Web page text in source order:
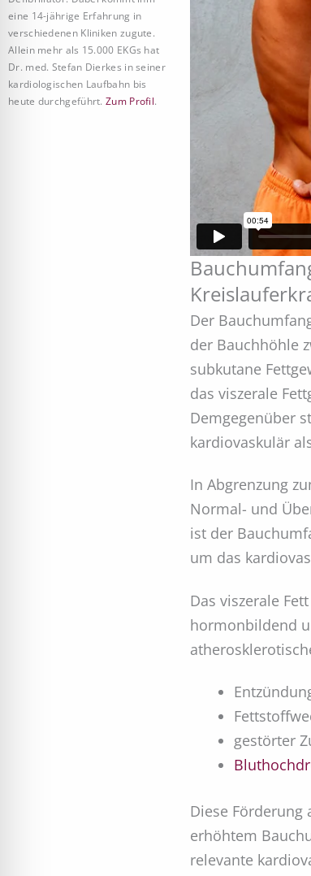
eine 14-jährige Erfahrung in
verschiedenen Kliniken zugute.
Allein mehr als 15.000 EKGs hat
Dr. med. Stefan Dierkes in seiner
kardiologischen Laufbahn bis
heute durchgeführt.Zum Profil.
Der
der Bauchhöhle
subkutane
das viszerale
Demgegenüber
kardiovaskulär
In Abgrenzung
Normal- und
ist der
um das
Das viszerale
hormonbildend
gestörter
Diese
erhöhtem
relevante